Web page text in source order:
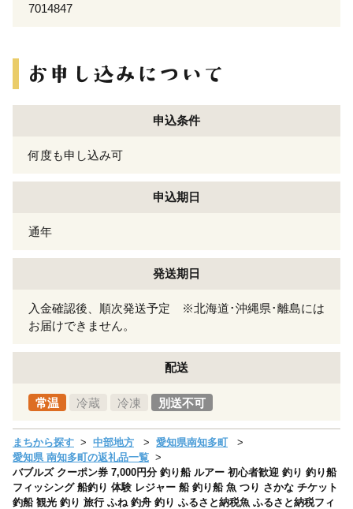
7014847
申込条件
何度も申し込み可
申込期日
通年
発送期日
入金確認後、順次発送予定 ※北海道･沖縄県･離島には
お届けできません。
配送
常温 冷蔵 冷凍 別送不可
まちから探す 中部地方
愛知県南知多町
愛知県 南知多町の返礼品一覧
バブルズ クーポン券 7,000円分 釣り船 ルアー 初心者歓迎 釣り 釣り船
フィッシング 船釣り 体験 レジャー 船 釣り船 魚 つり さかな チケット
釣船 観光 釣り 旅行 ふね 釣舟 釣り ふるさと納税魚 ふるさと納税フィ